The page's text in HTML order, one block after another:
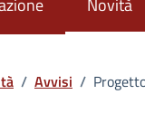
Novità
/ Avvisi /